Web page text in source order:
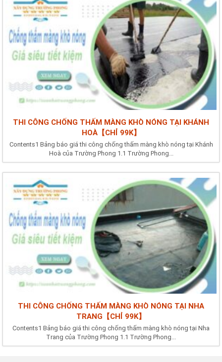
THI CÔNG CHỐNG THẤM MÀNG KHÒ NÓNG TẠI KHÁNH
HOÀ【CHỈ 99K】
Contents1 Bảng báo giá thi công chống thấm màng khò nóng tại Khánh
Hoà của Trường Phong 1.1 Trường Phong...
THI CÔNG CHỐNG THẤM MÀNG KHÒ NÓNG TẠI NHA
TRANG【CHỈ 99K】
Contents1 Bảng báo giá thi công chống thấm màng khò nóng tại Nha
Trang của Trường Phong 1.1 Trường Phong...